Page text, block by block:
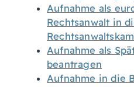
Aufnahme als
Rechtsanwalt in
Aufnahme als
beantragen
Aufnahme in die